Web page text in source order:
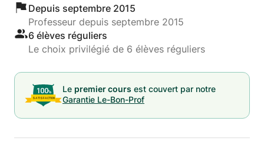
Depuis septembre 2015
Professeur depuis septembre 2015
6 élèves réguliers
Le choix privilégié de 6 élèves réguliers
Le premier cours est couvert par notre
Garantie Le-Bon-Prof